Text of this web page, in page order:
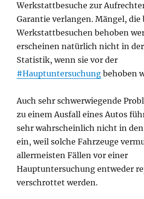
Werkstattbesuche zur
Garantie verlangen. Mängel, die
Werkstattbesuchen behoben
erscheinen natürlich nicht in
Statistik, wenn sie vor der
#Hauptuntersuchung behoben
Auch sehr schwerwiegende
zu einem Ausfall eines Autos
sehr wahrscheinlich nicht in
ein, weil solche Fahrzeuge
allermeisten Fällen vor einer
Hauptuntersuchung entweder
verschrottet werden.